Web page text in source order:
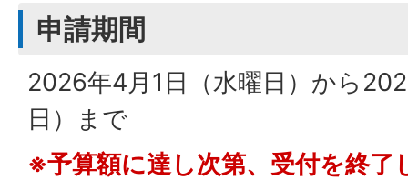
申請期間
2026年4月1日（水曜日）から
日）まで
※予算額に達し次第、受付を終了